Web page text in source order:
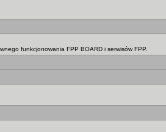
funkcjonowania FPP BOARD i serwisów FPP.